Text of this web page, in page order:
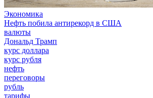
Экономика
Нефть побила антирекорд в США
валюты
Дональд Трамп
курс доллара
курс рубля
нефть
переговоры
рубль
тарифы